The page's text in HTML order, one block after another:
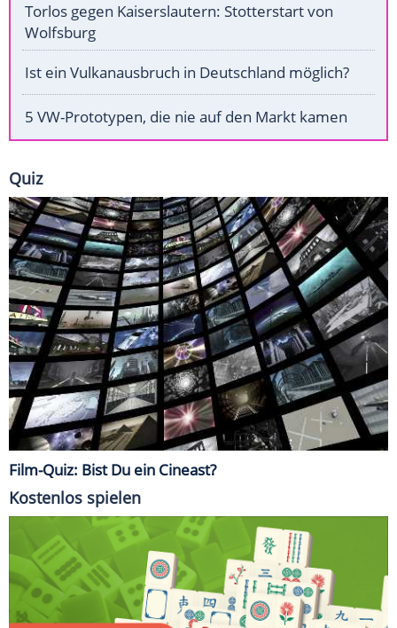
Torlos gegen Kaiserslautern: Stotterstart von
Wolfsburg
Ist ein Vulkanausbruch in Deutschland möglich?
5 VW-Prototypen, die nie auf den Markt kamen
Quiz
Film-Quiz: Bist Du ein Cineast?
Kostenlos spielen